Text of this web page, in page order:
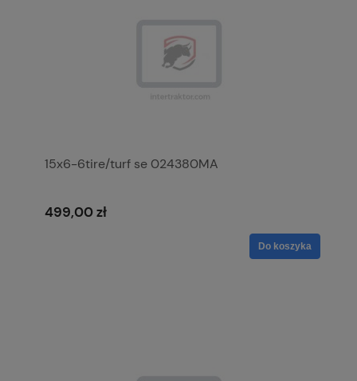
15x6-6tire/turf se 024380MA
499,00 zł
Do koszyka